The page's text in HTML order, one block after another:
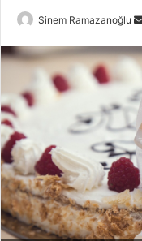
Sinem Ramazanoğlu